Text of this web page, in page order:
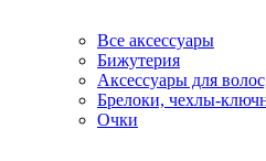
Все аксессуары
Бижутерия
Аксессуары для
Брелоки, чехлы-
Очки